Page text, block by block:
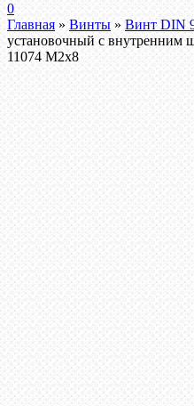
0
Главная » Винты » Винт DIN
установочный с
11074 М2х8